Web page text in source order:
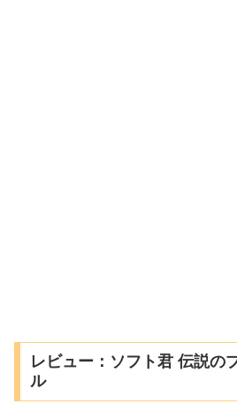
レビュー：ソフト君 伝説の
ル